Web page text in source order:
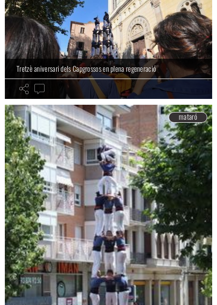
Tretzè aniversari dels Capgrossos en plena regeneració
mataró